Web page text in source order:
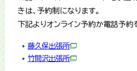
きは、予約制になります。
下記よりオンライン予約か電話予約
藤久保出張所
竹間沢出張所